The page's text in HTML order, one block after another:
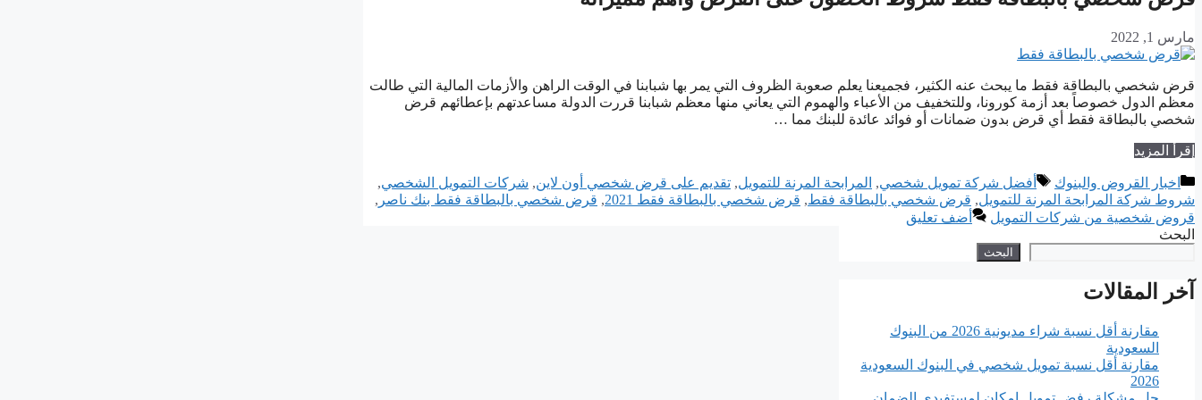
مارس 1, 2022
قرض شخصي بالبطاقة فقط ما يبحث عنه الكثير، فجميعنا يعلم صعوبة الظروف التي يمر بها شبابنا في الوقت الراهن والأزمات المالية التي طالت
معظم الدول خصوصاً بعد أزمة كورونا، وللتخفيف من الأعباء والهموم التي يعاني منها معظم شبابنا قررت الدولة مساعدتهم بإعطائهم قرض
شخصي بالبطاقة فقط أي قرض بدون ضمانات أو فوائد عائدة للبنك مما …
إقرأ المزيد
التصنيفات
اخبار القروض والبنوك الوسوم
أفضل شركة تمويل شخصي, المرابحة المرنة للتمويل, تقديم على قرض شخصي أون لاين, شركات التمويل الشخصي,
شروط شركة المرابحة المرنة للتمويل, قرض شخصي بالبطاقة فقط, قرض شخصي بالبطاقة فقط 2021 , قرض شخصي بالبطاقة فقط بنك ناصر ,
قروض شخصية من شركات التمويل
أضف تعليق
البحث
البحث
آخر المقالات
مقارنة أقل نسبة شراء مديونية 2026 من البنوك
السعودية
مقارنة أقل نسبة تمويل شخصي في البنوك السعودية
2026